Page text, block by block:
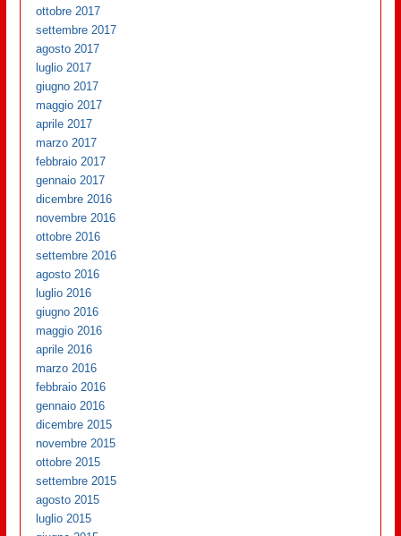
ottobre 2017
settembre 2017
agosto 2017
luglio 2017
giugno 2017
maggio 2017
aprile 2017
marzo 2017
febbraio 2017
gennaio 2017
dicembre 2016
novembre 2016
ottobre 2016
settembre 2016
agosto 2016
luglio 2016
giugno 2016
maggio 2016
aprile 2016
marzo 2016
febbraio 2016
gennaio 2016
dicembre 2015
novembre 2015
ottobre 2015
settembre 2015
agosto 2015
luglio 2015